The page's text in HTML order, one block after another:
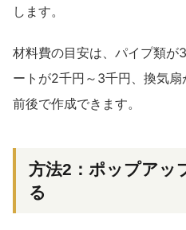
します。
材料費の目安は、パイプ類が
ートが2千円～3千円、換気
前後で作成できます。
方法2：ポップアッ
る